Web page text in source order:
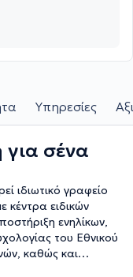
Υπηρεσίες
για σένα
ιδιωτικό γραφείο
ειδικών
ενηλίκων,
του Εθνικού
καθώς και